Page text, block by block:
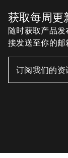
获取每周更
随时获取产品
接发送至你的邮